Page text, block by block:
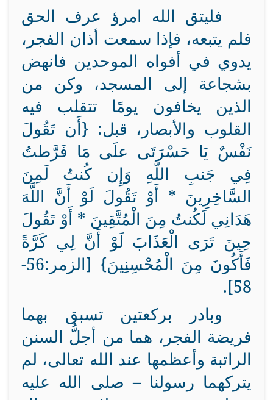
فليتق الله امرؤ عرف الحق
فلم يتبعه، فإذا سمعت أذان الفجر،
يدوي في أفواه الموحدين فانهض
بشجاعة إلى المسجد، وكن من
الذين يخافون يومًا تتقلب فيه
القلوب والأبصار، قبل: {أَن تَقُولَ
نَفْسٌ يَا حَسْرَتَى علَى مَا فَرَّطتُ
فِي جَنبِ اللَّهِ وَإِن كُنتُ لَمِنَ
السَّاخِرِينَ * أَوْ تَقُولَ لَوْ أَنَّ اللَّهَ
هَدَانِي لَكُنتُ مِنَ الْمُتَّقِينَ * أَوْ تَقُولَ
حِينَ تَرَى الْعَذَابَ لَوْ أَنَّ لِي كَرَّةً
فَأَكُونَ مِنَ الْمُحْسِنِينَ} [الزمر:56-
58].
وبادر بركعتين تسبق بهما
فريضة الفجر، هما من أجلُّ السنن
الراتبة وأعظمها عند الله تعالى، لم
يتركهما رسولنا – صلى الله عليه